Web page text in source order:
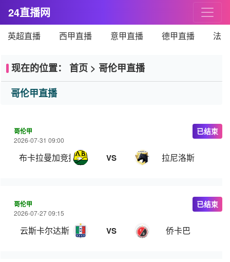
24直播网
英超直播 西甲直播 意甲直播 德甲直播 法
现在的位置： 首页 > 哥伦甲直播
哥伦甲直播
哥伦甲
2026-07-31 09:00
布卡拉曼加竞技 VS 拉尼洛斯
已结束
哥伦甲
2026-07-27 09:15
云斯卡尔达斯 VS 侨卡巴
已结束